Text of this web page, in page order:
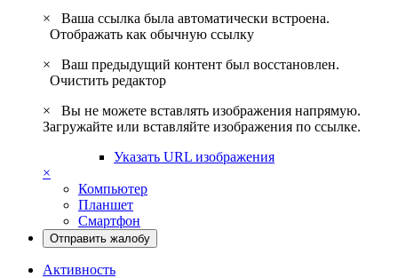
×
Ваша ссылка была автоматически встроена.
Отображать как обычную ссылку
×
Ваш предыдущий контент был восстановлен.
Очистить редактор
×
Вы не можете вставлять изображения напрямую.
Загружайте или вставляйте изображения по ссылке.
Указать URL изображения
×
Компьютер
Планшет
Смартфон
Отправить жалобу
Активность